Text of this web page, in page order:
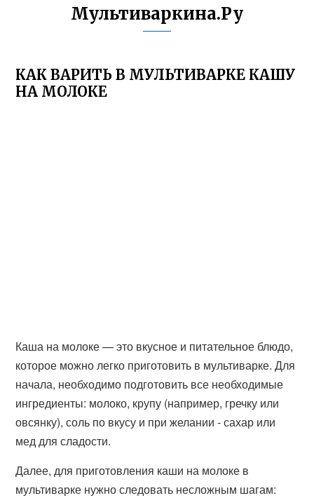
Мультиваркина.Ру
КАК ВАРИТЬ В МУЛЬТИВАРКЕ КАШУ
НА МОЛОКЕ
Каша на молоке — это вкусное и питательное блюдо,
которое можно легко приготовить в мультиварке. Для
начала, необходимо подготовить все необходимые
ингредиенты: молоко, крупу (например, гречку или
овсянку), соль по вкусу и при желании - сахар или
мед для сладости.
Далее, для приготовления каши на молоке в
мультиварке нужно следовать несложным шагам: